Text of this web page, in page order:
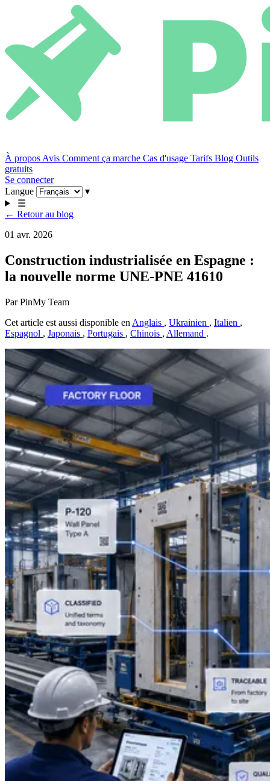
À propos Avis Comment ça marche Cas d'usage Tarifs Blog Outils
gratuits
Se connecter
Langue
▾
☰
← Retour au blog
01 avr. 2026
Construction industrialisée en Espagne :
la nouvelle norme UNE-PNE 41610
Par PinMy Team
Cet article est aussi disponible en Anglais , Ukrainien , Italien ,
Espagnol , Japonais , Portugais , Chinois , Allemand .